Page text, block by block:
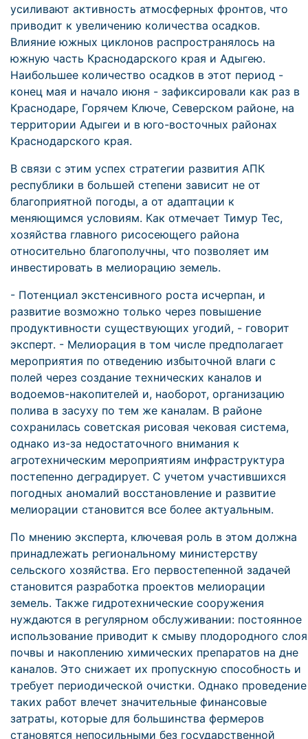
усиливают активность атмосферных фронтов, что
приводит к увеличению количества осадков.
Влияние южных циклонов распространялось на
южную часть Краснодарского края и Адыгею.
Наибольшее количество осадков в этот период -
конец мая и начало июня - зафиксировали как раз в
Краснодаре, Горячем Ключе, Северском районе, на
территории Адыгеи и в юго-восточных районах
Краснодарского края.
В связи с этим успех стратегии развития АПК
республики в большей степени зависит не от
благоприятной погоды, а от адаптации к
меняющимся условиям. Как отмечает Тимур Тес,
хозяйства главного рисосеющего района
относительно благополучны, что позволяет им
инвестировать в мелиорацию земель.
- Потенциал экстенсивного роста исчерпан, и
развитие возможно только через повышение
продуктивности существующих угодий, - говорит
эксперт. - Мелиорация в том числе предполагает
мероприятия по отведению избыточной влаги с
полей через создание технических каналов и
водоемов-накопителей и, наоборот, организацию
полива в засуху по тем же каналам. В районе
сохранилась советская рисовая чековая система,
однако из-за недостаточного внимания к
агротехническим мероприятиям инфраструктура
постепенно деградирует. С учетом участившихся
погодных аномалий восстановление и развитие
мелиорации становится все более актуальным.
По мнению эксперта, ключевая роль в этом должна
принадлежать региональному министерству
сельского хозяйства. Его первостепенной задачей
становится разработка проектов мелиорации
земель. Также гидротехнические сооружения
нуждаются в регулярном обслуживании: постоянное
использование приводит к смыву плодородного слоя
почвы и накоплению химических препаратов на дне
каналов. Это снижает их пропускную способность и
требует периодической очистки. Однако проведение
таких работ влечет значительные финансовые
затраты, которые для большинства фермеров
становятся непосильными без государственной